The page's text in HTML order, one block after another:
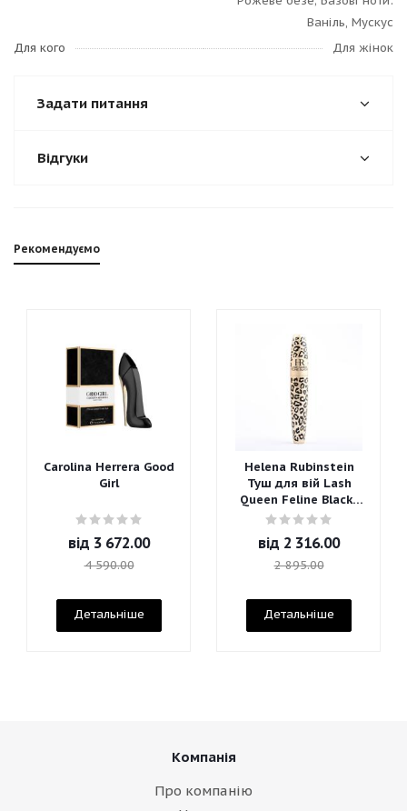
Ваніль, Мускус
Для кого
Для жінок
Задати питання
Відгуки
Рекомендуємо
Carolina Herrera Good
Girl
від 3 672.00
4 590.00
Детальніше
Helena Rubinstein
Туш для вій Lash
Queen Feline Blacks
Mascara
від 2 316.00
2 895.00
Детальніше
Компанія
Про компанію